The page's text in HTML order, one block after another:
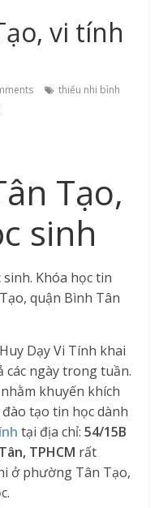
vi tính
thiếu nhi bình
Tạo,
sinh
Khóa học tin
quận Bình Tân
Dạy Vi Tính khai
các ngày trong tuần.
khuyến khích
tạo tin học dành
tại địa chỉ:54/15B
TPHCM rất
ở phường Tân Tạo,